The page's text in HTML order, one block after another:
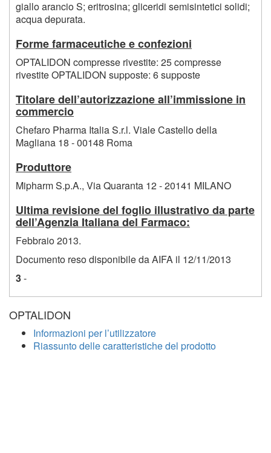
giallo arancio S; eritrosina; gliceridi semisintetici solidi;
acqua depurata.
Forme farmaceutiche e confezioni
OPTALIDON compresse rivestite: 25 compresse
rivestite OPTALIDON supposte: 6 supposte
Titolare dell’autorizzazione all’immissione in
commercio
Chefaro Pharma Italia S.r.l. Viale Castello della
Magliana 18 - 00148 Roma
Produttore
Mipharm S.p.A., Via Quaranta 12 - 20141 MILANO
Ultima revisione del foglio illustrativo da parte
dell’Agenzia Italiana del Farmaco:
Febbraio 2013.
Documento reso disponibile da AIFA il 12/11/2013
3-
OPTALIDON
Informazioni per l’utilizzatore
Riassunto delle caratteristiche del prodotto